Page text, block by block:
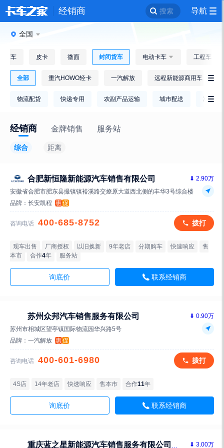
经销商 搜索 导航
全国
卸车 皮卡 微面 封闭货车 电动卡车  工程车
全部 重汽HOWO轻卡 一汽解放 远程新能源商用车 
物流配货 快递专用 农副产品运输 城市配送 冷链运

经销商 金牌销售 服务站
综合 距离
合肥新恒隆新能源汽车销售有限公司
⬇ 2.90万
安徽省合肥市肥东县撮镇镇裕溪路交燎原大道西北侧的丰华3号综合楼
品牌： 长安凯程 惠促
咨询电话 400-685-8752 拨打
现车出售 厂商授权 以旧换新 9年老店 分期购车 快速响应
售
本市
合作4年 服务站
询底价 联系经销商
苏州众邦汽车销售服务有限公司
⬇ 0.90万
苏州市相城区望亭镇国际物流园华兴路5号
品牌： 一汽解放 惠促
咨询电话 400-601-6980 拨打
4S店 14年老店 快速响应 售本市 合作11年
询底价 联系经销商
重庆蓝之星新能源汽车销售服务有限公司（图雅诺） ⬇ 3.00万